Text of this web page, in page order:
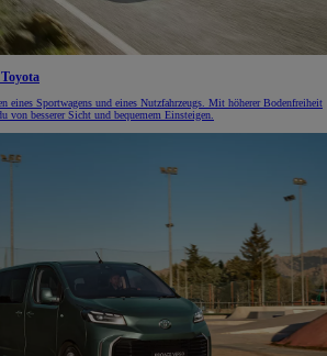
eines Sportwagens und eines Nutzfahrzeugs. Mit höherer Bodenfreiheit
von besserer Sicht und bequemem Einsteigen.